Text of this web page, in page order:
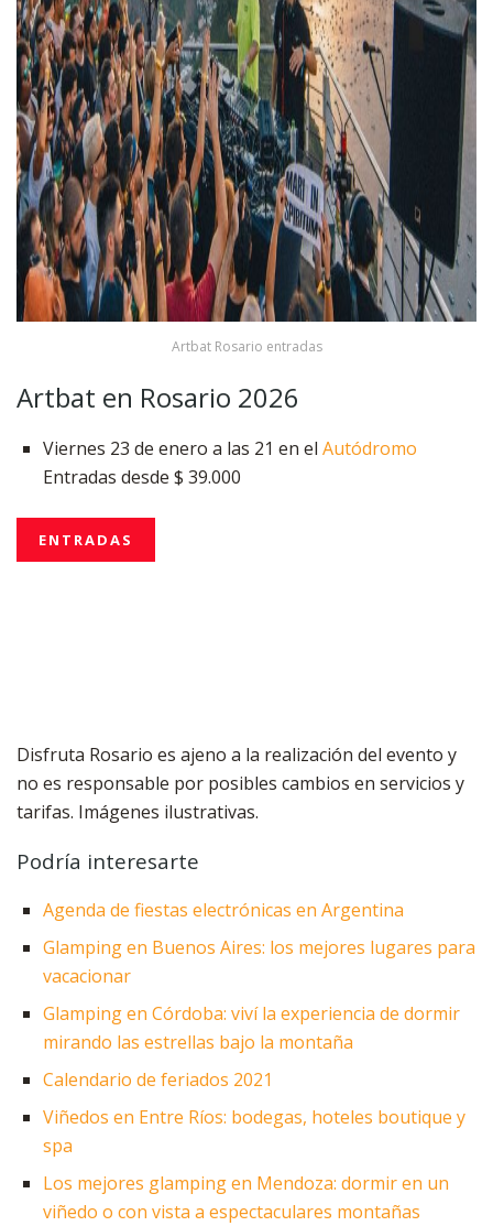
Artbat Rosario entradas
Artbat en Rosario 2026
Viernes 23 de enero a las 21 en el Autódromo
Entradas desde $ 39.000
ENTRADAS
Disfruta Rosario es ajeno a la realización del evento y
no es responsable por posibles cambios en servicios y
tarifas. Imágenes ilustrativas.
Podría interesarte
Agenda de fiestas electrónicas en Argentina
Glamping en Buenos Aires: los mejores lugares para
vacacionar
Glamping en Córdoba: viví la experiencia de dormir
mirando las estrellas bajo la montaña
Calendario de feriados 2021
Viñedos en Entre Ríos: bodegas, hoteles boutique y
spa
Los mejores glamping en Mendoza: dormir en un
viñedo o con vista a espectaculares montañas